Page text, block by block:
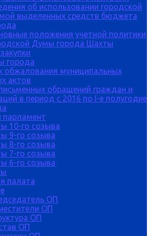
об использовании городской
выделенных средств бюджета
положения учетной политики
Думы города Шахты
города
обжалования муниципальных
актов
обращений граждан и
в период с 2016 по I-е полугодие
10-го созыва
9-го созыва
8-го созыва
7-го созыва
6-го созыва
палата
ОП
ОП
ОП
ОП